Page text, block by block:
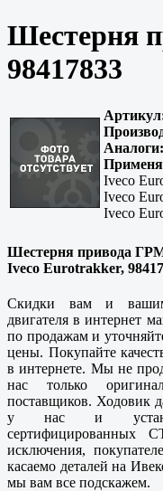
Шестерня
98417833
Аналоги:
Iveco
Iveco
Iveco
Шестерня привода
Iveco Eurotrakker,
Скидки вам и вашим
двигателя в интернет
по продажам и
цены. Покупайте
в интернете. Мы не
нас только
поставщиков. Ходовик
у нас и
сертифицированных
исключения,
касаемо деталей на
мы вам все подскажем.